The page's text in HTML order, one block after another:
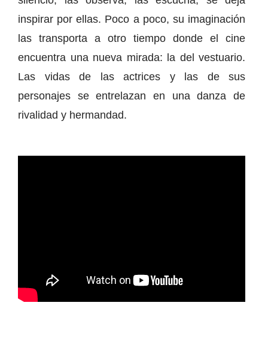
inspirar por ellas. Poco a poco, su imaginación
las transporta a otro tiempo donde el cine
encuentra una nueva mirada: la del vestuario.
Las vidas de las actrices y las de sus
personajes se entrelazan en una danza de
rivalidad y hermandad.